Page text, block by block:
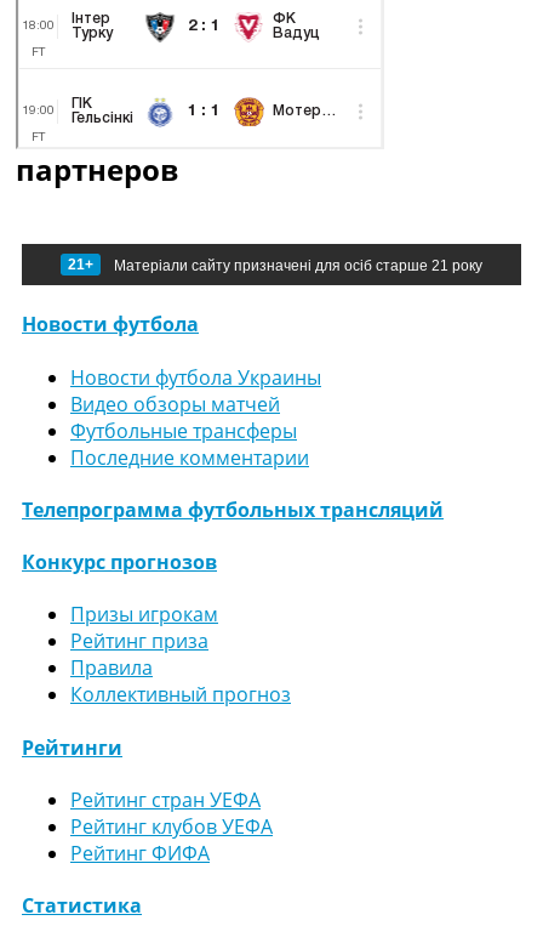
партнеров
21+ Матеріали сайту призначені для осіб старше 21 року
Новости футбола
Новости футбола Украины
Видео обзоры матчей
Футбольные трансферы
Последние комментарии
Телепрограмма футбольных трансляций
Конкурс прогнозов
Призы игрокам
Рейтинг приза
Правила
Коллективный прогноз
Рейтинги
Рейтинг стран УЕФА
Рейтинг клубов УЕФА
Рейтинг ФИФА
Статистика